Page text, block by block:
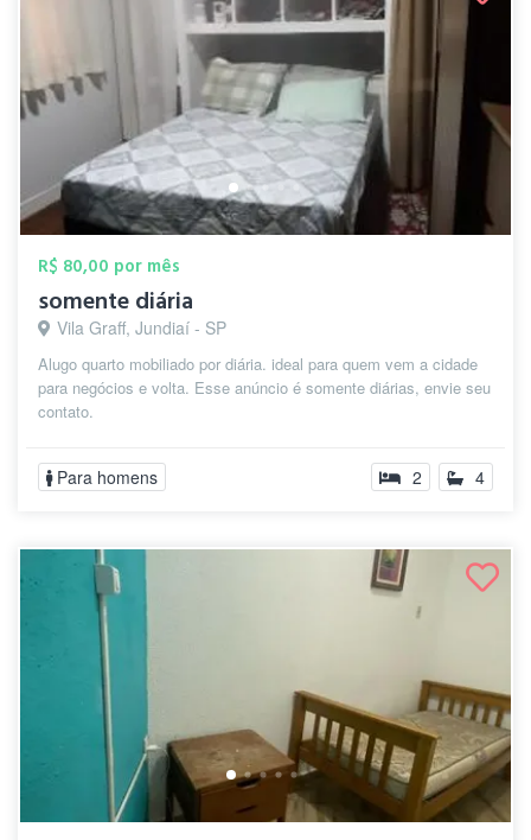
R$ 80,00 por mês
somente diária
Vila Graff, Jundiaí - SP
Alugo quarto mobiliado por diária. ideal para quem vem a cidade
para negócios e volta. Esse anúncio é somente diárias, envie seu
contato.
Para homens 2 4